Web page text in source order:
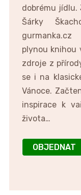
dobrému
Šárky
plynou knihou
zdroje z
se i na
Vánoce.
inspirace k
života…
OBJEDNAT